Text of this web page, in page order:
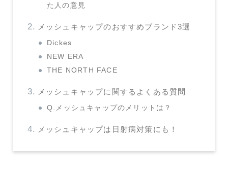
た人の意見
メッシュキャップのおすすめブランド3選
Dickes
NEW ERA
THE NORTH FACE
メッシュキャップに関するよくある質問
Q.メッシュキャップのメリットは？
メッシュキャップは日射病対策にも！